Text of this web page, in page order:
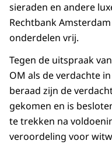
sieraden en andere
Rechtbank
onderdelen vrij.
Tegen de uitspraak
OM als de verdachte
beraad zijn de
gekomen en is
te trekken na
veroordeling voor